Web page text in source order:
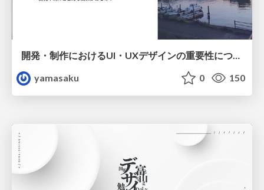
開発・制作におけるUI・UXデザインの重要性について～UI・UXデザインってなんだろう～
yamasaku
0 150